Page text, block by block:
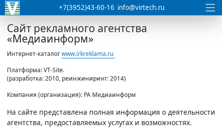
+7(3952)43-60-16 info@virtech.ru
Сайт рекламного агентства
«Медиаинформ»
Интернет-каталогwww.irkreklama.ru
Платформа: VT-Site.
(разработка: 2010, реинжиниринг: 2014)
Компания (организация): РА Медиаинформ
На сайте представлена полная информация о деятельности
агентства, предоставляемых услугах и возможностях.